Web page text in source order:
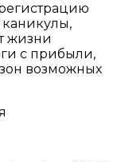
жизни
с прибыли,
возможных